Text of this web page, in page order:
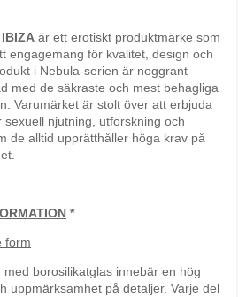
IBIZA är ett erotiskt produktmärke som
engagemang för kvalitet, design och
i Nebula-serien är noggrant
med de säkraste och mest behagliga
Varumärket är stolt över att erbjuda
njutning, utforskning och
de alltid upprätthåller höga krav på
*
form
borosilikatglas innebär en hög
uppmärksamhet på detaljer. Varje del